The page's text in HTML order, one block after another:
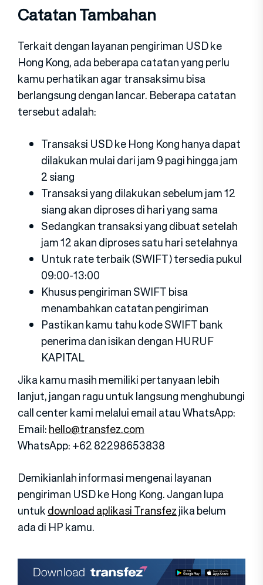
Catatan Tambahan
Terkait dengan layanan pengiriman USD ke
Hong Kong, ada beberapa catatan yang perlu
kamu perhatikan agar transaksimu bisa
berlangsung dengan lancar. Beberapa catatan
tersebut adalah:
Transaksi USD ke Hong Kong hanya dapat
dilakukan mulai dari jam 9 pagi hingga jam
2 siang
Transaksi yang dilakukan sebelum jam 12
siang akan diproses di hari yang sama
Sedangkan transaksi yang dibuat setelah
jam 12 akan diproses satu hari setelahnya
Untuk rate terbaik (SWIFT) tersedia pukul
09:00-13:00
Khusus pengiriman SWIFT bisa
menambahkan catatan pengiriman
Pastikan kamu tahu kode SWIFT bank
penerima dan isikan dengan HURUF
KAPITAL
Jika kamu masih memiliki pertanyaan lebih
lanjut, jangan ragu untuk langsung menghubungi
call center kami melalui email atau WhatsApp:
Email:hello@transfez.com
WhatsApp: +62 82298653838
Demikianlah informasi mengenai layanan
pengiriman USD ke Hong Kong. Jangan lupa
untukdownload aplikasi Transfezjika belum
ada di HP kamu.